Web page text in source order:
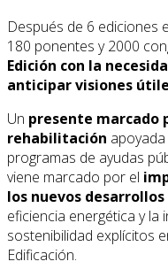
Después de 6 ediciones
180 ponentes y 2000
Edición con la
anticipar visiones
Un presente marcado
rehabilitación
programas de ayudas
viene marcado por el
los nuevos
eficiencia energética y la
sostenibilidad explícitos
Edificación.